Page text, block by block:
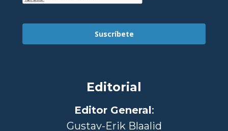
Suscríbete
Editorial
Editor General:
Gustav-Erik Blaalid